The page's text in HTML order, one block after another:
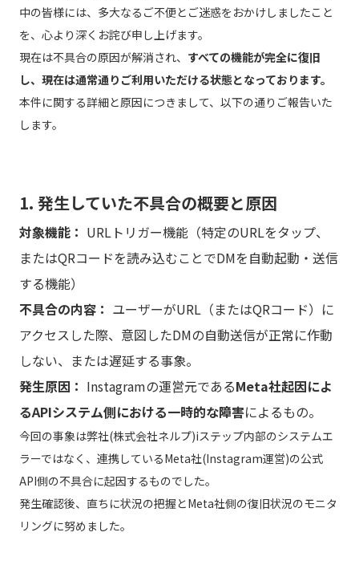
中の皆様には、多大なるご不便とご迷惑をおかけしましたこと
を、心より深くお詫び申し上げます。
現在は不具合の原因が解消され、 すべての機能が完全に復旧
し、現在は通常通りご利用いただける状態となっております。
本件に関する詳細と原因につきまして、以下の通りご報告いた
します。
1. 発生していた不具合の概要と原因
対象機能： URLトリガー機能（特定のURLをタップ、
またはQRコードを読み込むことでDMを自動起動・送信
する機能）
不具合の内容： ユーザーがURL（またはQRコード）に
アクセスした際、意図したDMの自動送信が正常に作動
しない、または遅延する事象。
発生原因： Instagramの運営元であるMeta社起因によ
るAPIシステム側における一時的な障害によるもの。
今回の事象は弊社(株式会社ネルプ)iステップ内部のシステムエ
ラーではなく、連携しているMeta社(Instagram運営)の公式
API側の不具合に起因するものでした。
発生確認後、直ちに状況の把握とMeta社側の復旧状況のモニタ
リングに努めました。